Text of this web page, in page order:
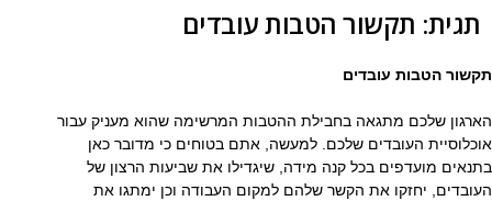
תגית: תקשור הטבות עובדים
תקשור הטבות עובדים
הארגון שלכם מתגאה בחבילת ההטבות המרשימה שהוא מעניק עבור
אוכלוסיית העובדים שלכם. למעשה, אתם בטוחים כי מדובר כאן
בתנאים מועדפים בכל קנה מידה, שיגדילו את שביעות הרצון של
העובדים, יחזקו את הקשר שלהם למקום העבודה וכן ימתגו את